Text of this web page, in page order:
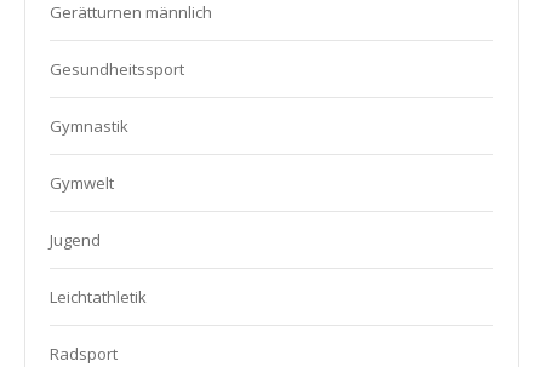
Gerätturnen männlich
Gesundheitssport
Gymnastik
Gymwelt
Jugend
Leichtathletik
Radsport